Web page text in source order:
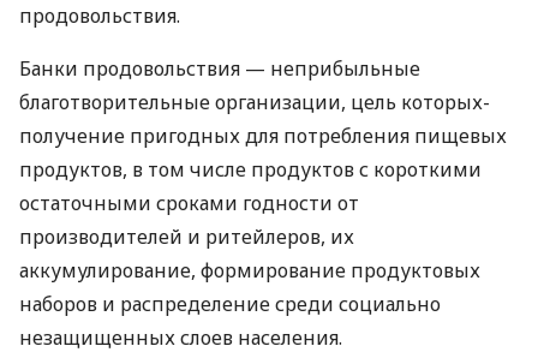
продовольствия.
Банки продовольствия — неприбыльные
благотворительные организации, цель которых-
получение пригодных для потребления пищевых
продуктов, в том числе продуктов с короткими
остаточными сроками годности от
производителей и ритейлеров, их
аккумулирование, формирование продуктовых
наборов и распределение среди социально
незащищенных слоев населения.